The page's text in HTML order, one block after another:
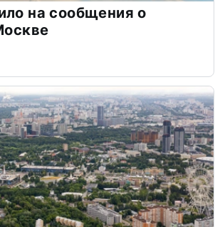
на сообщения о